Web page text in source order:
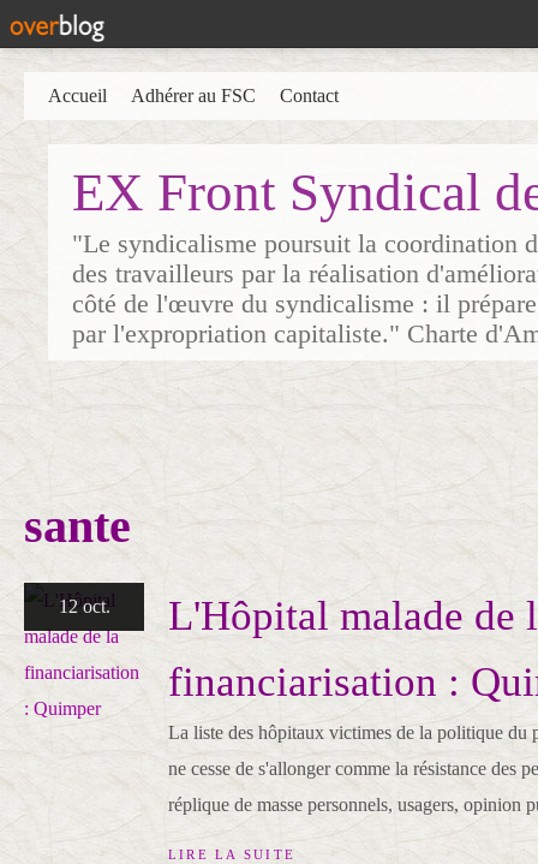
EX Front Syndical
"Le syndicalisme poursuit la coordination
des travailleurs par la réalisation
côté de l'œuvre du syndicalisme : il
par l'expropriation capitaliste." Charte
Accueil Adhérer au FSC Contact
sante
12 oct.
L'Hôpital malade de
financiarisation :
La liste des hôpitaux victimes de la politique du
ne cesse de s'allonger comme la résistance des
réplique de masse personnels, usagers, opinion
LIRE LA SUITE